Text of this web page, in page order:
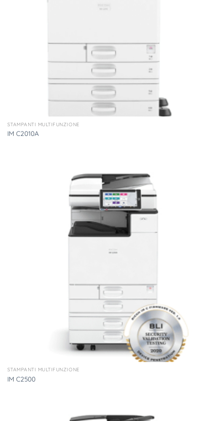
STAMPANTI MULTIFUNZIONE
IM C2010A
STAMPANTI MULTIFUNZIONE
IM C2500